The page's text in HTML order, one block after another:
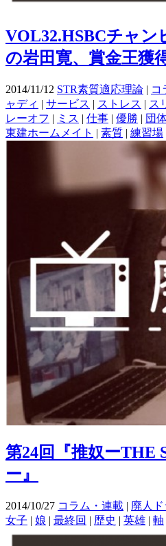
VOL32.HSBCチャン
の岩田寛、賞金王獲
2014/11/12 STR素質適応理論 | コ
ャディ | サービス | ストレス | ス
レーオフ | ミス | 仕事 | 優勝 | 団
東建ホームメイト | 素質 | 練習場
第24回『推奴ーTHE
ー』
2014/10/27 コラム・連載 | 廃人
女子 | 娘 | 最終回 | 歴史 | 英雄 | 軸